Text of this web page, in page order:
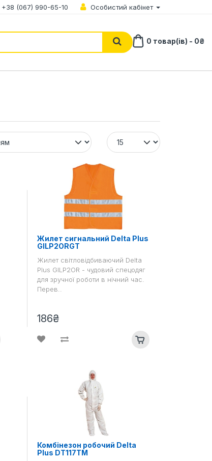
+38 (067) 990-65-10 Особистий кабінет
0 товар(ів) - 0₴
Жилет сигнальний Delta Plus
GILP2ORGT
Жилет світловідбиваючий Delta
Plus GILP2OR - чудовий спецодяг
для зручної роботи в нічний час.
Перев..
186₴
Комбінезон робочий Delta
Plus DT117TM